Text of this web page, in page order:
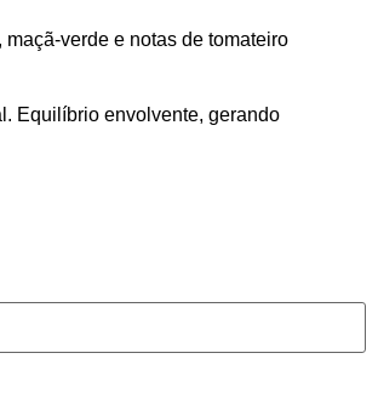
verde e notas de tomateiro
Equilíbrio envolvente, gerando